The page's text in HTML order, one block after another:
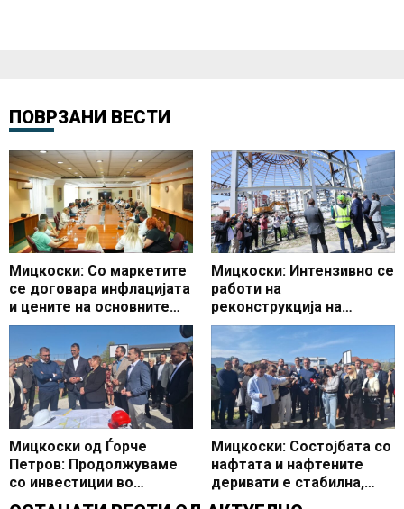
ПОВРЗАНИ ВЕСТИ
Мицкоски: Со маркетите
се договара инфлацијата
и цените на основните
производи да останат
под 3 проценти
Мицкоски: Интензивно се
работи на
реконструкција на
Универзалната сала,
очекувам да заврши во
предвидениот рок
Мицкоски од Ѓорче
Петров: Продолжуваме
со инвестиции во
образованието, започна
Мицкоски: Состојбата со
нафтата и нафтените
деривати е стабилна,
Македонија со најевтини